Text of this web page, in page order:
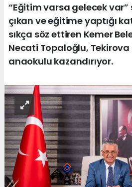
“Eğitim varsa gelecek
çıkan ve eğitime yaptığı
sıkça söz ettiren Kemer
Necati Topaloğlu,
anaokulu kazandırıyor.